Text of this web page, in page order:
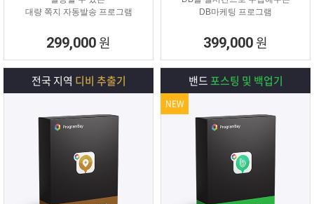
대량 쪽지 자동발송 프로그램
299,000 원
DB마케팅 프로그램
399,000 원
전국 지역 디비 추출기 밴드포스팅 및 백업기
NEW